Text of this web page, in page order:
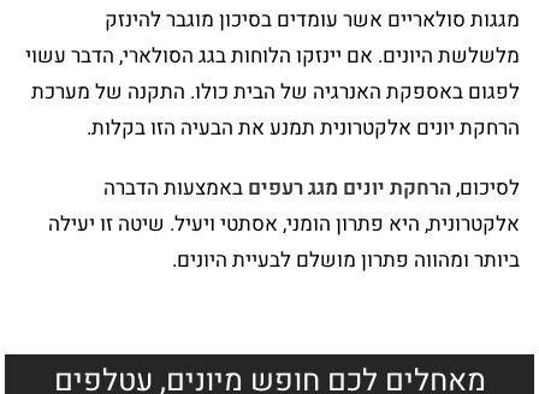
מגגות סולאריים אשר עומדים בסיכון מוגבר להינזק
מלשלשת היונים. אם יינזקו הלוחות בגג הסולארי, הדבר עשוי
לפגום באספקת האנרגיה של הבית כולו. התקנה של מערכת
הרחקת יונים אלקטרונית תמנע את הבעיה הזו בקלות.
לסיכום,הרחקת יונים מגג רעפים באמצעות הדברה
אלקטרונית, היא פתרון הומני, אסתטי ויעיל. שיטה זו יעילה
ביותר ומהווה פתרון מושלם לבעיית היונים.
מאחלים לכם חופש מיונים, עטלפים